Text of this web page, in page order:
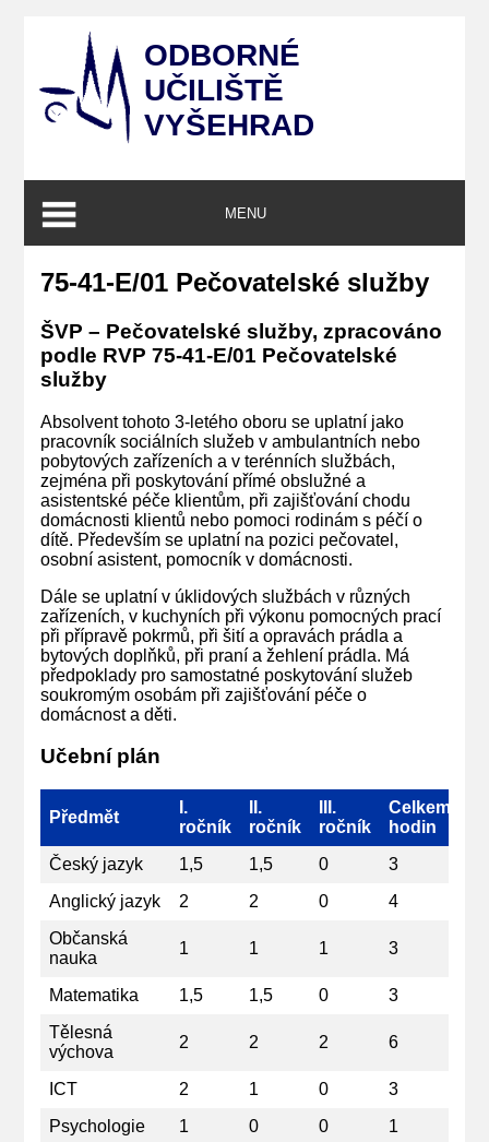
ODBORNÉ
UČILIŠTĚ
VYŠEHRAD
MENU
75-41-E/01 Pečovatelské služby
ŠVP – Pečovatelské služby, zpracováno
podle RVP 75-41-E/01 Pečovatelské
služby
Absolvent tohoto 3-letého oboru se uplatní jako
pracovník sociálních služeb v ambulantních nebo
pobytových zařízeních a v terénních službách,
zejména při poskytování přímé obslužné a
asistentské péče klientům, při zajišťování chodu
domácnosti klientů nebo pomoci rodinám s péčí o
dítě. Především se uplatní na pozici pečovatel,
osobní asistent, pomocník v domácnosti.
Dále se uplatní v úklidových službách v různých
zařízeních, v kuchyních při výkonu pomocných prací
při přípravě pokrmů, při šití a opravách prádla a
bytových doplňků, při praní a žehlení prádla. Má
předpoklady pro samostatné poskytování služeb
soukromým osobám při zajišťování péče o
domácnost a děti.
Učební plán
Předmět
I.
ročník
II.
ročník
III.
ročník
Celkem
hodin
Český jazyk
1,5 1,5 0
3
Anglický jazyk
2 2 0
4
Občanská
nauka
1 1 1 3
Matematika 1,5 1,5 0
3
Tělesná
výchova
2 2 2 6
ICT 2 1 0
3
Psychologie
1 0 0
1